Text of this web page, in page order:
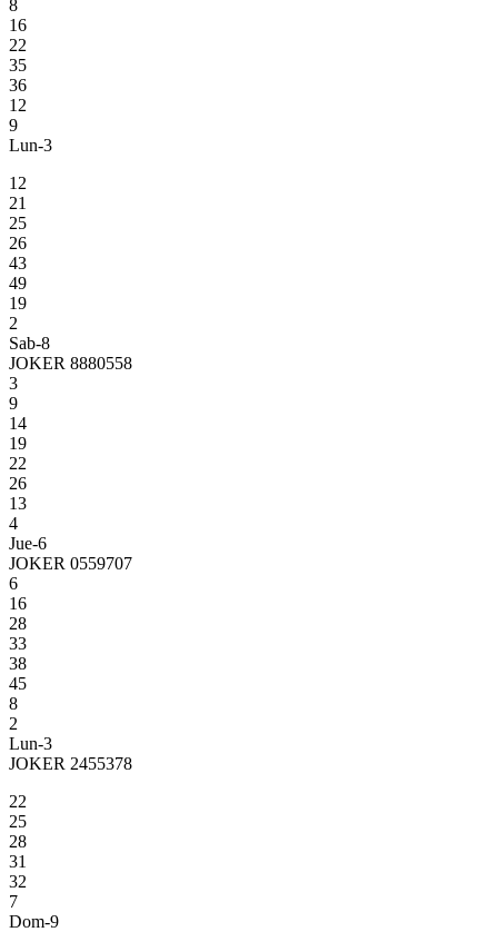
8
16
22
35
36
12
9
Lun-3
12
21
25
26
43
49
19
2
Sab-8
JOKER 8880558
3
9
14
19
22
26
13
4
Jue-6
JOKER 0559707
6
16
28
33
38
45
8
2
Lun-3
JOKER 2455378
22
25
28
31
32
7
Dom-9